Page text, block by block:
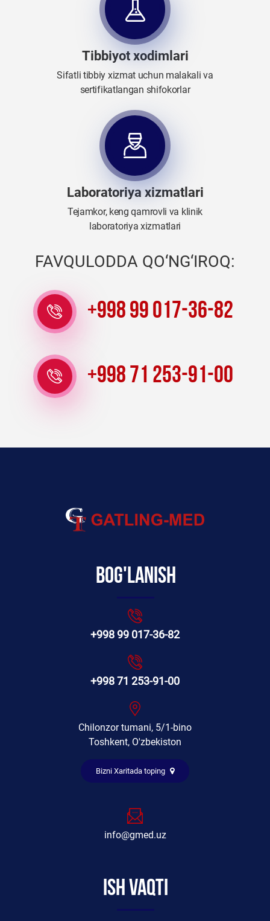
Tibbiyot xodimlari
Sifatli tibbiy xizmat uchun malakali va
sertifikatlangan shifokorlar
Laboratoriya xizmatlari
Tejamkor, keng qamrovli va klinik
laboratoriya xizmatlari
FAVQULODDA QO‘NG‘IROQ:
+998 99 017-36-82
+998 71 253-91-00
Bog'lanish
+998 99 017-36-82
+998 71 253-91-00
Chilonzor tumani, 5/1-bino
Toshkent, O'zbekiston
Bizni Xaritada toping
info@gmed.uz
Ish vaqti